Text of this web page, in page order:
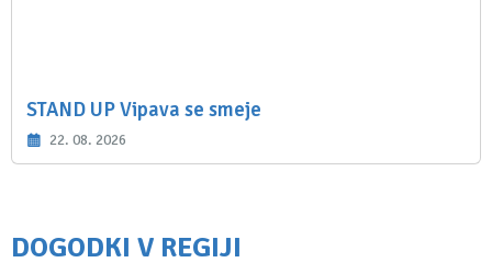
STAND UP Vipava se smeje
22. 08. 2026
DOGODKI V REGIJI